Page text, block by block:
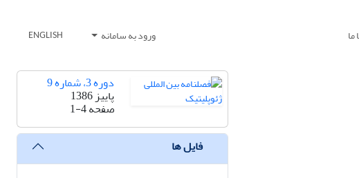
ورود به سامانه ENGLISH
دوره 3، شماره 9
پاییز 1386
صفحه1-4
فایل ها